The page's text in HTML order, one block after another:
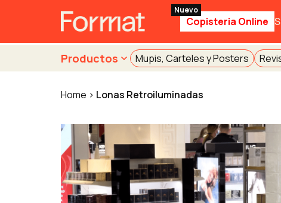
Copisteria Online
Productos Mupis, Carteles y Posters
Home Lonas Retroiluminadas